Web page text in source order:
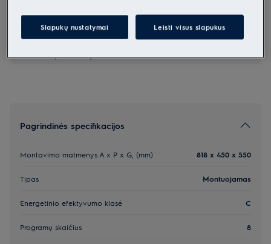
Saugos instrukcijos ir saugos įspėjimai pagal ES reglamentą
2023/988 yra pateikiami vartotojo vadovo I ir II skyriuose.
vartotojo vadovą.
Pagrindinės specifikacijos
Montavimo matmenys A x P x G, (mm) 818 x 450 x 550
Tipas Montuojamas
Energetinio efektyvumo klasė C
Programų skaičius 8
Slapukų nustatymai Leisti visus slapukus